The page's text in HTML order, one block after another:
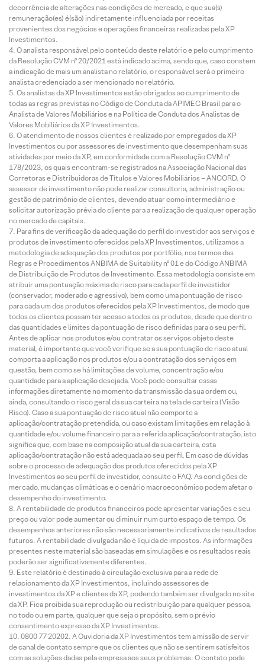
decorrência de alterações nas condições de mercado, e que sua(s)
remuneração(es) é(são) indiretamente influenciada por receitas
provenientes dos negócios e operações financeiras realizadas pela XP
Investimentos.
O analista responsável pelo conteúdo deste relatório e pelo cumprimento
da Resolução CVM nº 20/2021 está indicado acima, sendo que, caso constem
a indicação de mais um analista no relatório, o responsável será o primeiro
analista credenciado a ser mencionado no relatório.
Os analistas da XP Investimentos estão obrigados ao cumprimento de
todas as regras previstas no Código de Conduta da APIMEC Brasil para o
Analista de Valores Mobiliários e na Política de Conduta dos Analistas de
Valores Mobiliários da XP Investimentos.
O atendimento de nossos clientes é realizado por empregados da XP
Investimentos ou por assessores de investimento que desempenham suas
atividades por meio da XP, em conformidade com a Resolução CVM nº
178/2023, os quais encontram-se registrados na Associação Nacional das
Corretoras e Distribuidoras de Títulos e Valores Mobiliários – ANCORD. O
assessor de investimento não pode realizar consultoria, administração ou
gestão de patrimônio de clientes, devendo atuar como intermediário e
solicitar autorização prévia do cliente para a realização de qualquer operação
no mercado de capitais.
Para fins de verificação da adequação do perfil do investidor aos serviços e
produtos de investimento oferecidos pela XP Investimentos, utilizamos a
metodologia de adequação dos produtos por portfólio, nos termos das
Regras e Procedimentos ANBIMA de Suitability nº 01 e do Código ANBIMA
de Distribuição de Produtos de Investimento. Essa metodologia consiste em
atribuir uma pontuação máxima de risco para cada perfil de investidor
(conservador, moderado e agressivo), bem como uma pontuação de risco
para cada um dos produtos oferecidos pela XP Investimentos, de modo que
todos os clientes possam ter acesso a todos os produtos, desde que dentro
das quantidades e limites da pontuação de risco definidas para o seu perfil.
Antes de aplicar nos produtos e/ou contratar os serviços objeto deste
material, é importante que você verifique se a sua pontuação de risco atual
comporta a aplicação nos produtos e/ou a contratação dos serviços em
questão, bem como se há limitações de volume, concentração e/ou
quantidade para a aplicação desejada. Você pode consultar essas
informações diretamente no momento da transmissão da sua ordem ou,
ainda, consultando o risco geral da sua carteira na tela de carteira (Visão
Risco). Caso a sua pontuação de risco atual não comporte a
aplicação/contratação pretendida, ou caso existam limitações em relação à
quantidade e/ou volume financeiro para a referida aplicação/contratação, isto
significa que, com base na composição atual da sua carteira, esta
aplicação/contratação não está adequada ao seu perfil. Em caso de dúvidas
sobre o processo de adequação dos produtos oferecidos pela XP
Investimentos ao seu perfil de investidor, consulte o FAQ. As condições de
mercado, mudanças climáticas e o cenário macroeconômico podem afetar o
desempenho do investimento.
A rentabilidade de produtos financeiros pode apresentar variações e seu
preço ou valor pode aumentar ou diminuir num curto espaço de tempo. Os
desempenhos anteriores não são necessariamente indicativos de resultados
futuros. A rentabilidade divulgada não é líquida de impostos. As informações
presentes neste material são baseadas em simulações e os resultados reais
poderão ser significativamente diferentes.
Este relatório é destinado à circulação exclusiva para a rede de
relacionamento da XP Investimentos, incluindo assessores de
investimentos da XP e clientes da XP, podendo também ser divulgado no site
da XP. Fica proibida sua reprodução ou redistribuição para qualquer pessoa,
no todo ou em parte, qualquer que seja o propósito, sem o prévio
consentimento expresso da XP Investimentos.
0800 77 20202. A Ouvidoria da XP Investimentos tem a missão de servir
de canal de contato sempre que os clientes que não se sentirem satisfeitos
com as soluções dadas pela empresa aos seus problemas. O contato pode